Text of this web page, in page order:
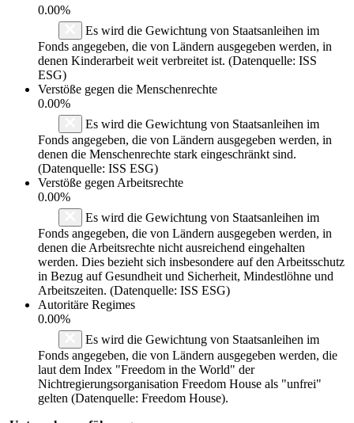
0.00%
Es wird die Gewichtung von Staatsanleihen im
Fonds angegeben, die von Ländern ausgegeben werden, in
denen Kinderarbeit weit verbreitet ist. (Datenquelle: ISS
ESG)
Verstöße gegen die Menschenrechte
0.00%
Es wird die Gewichtung von Staatsanleihen im
Fonds angegeben, die von Ländern ausgegeben werden, in
denen die Menschenrechte stark eingeschränkt sind.
(Datenquelle: ISS ESG)
Verstöße gegen Arbeitsrechte
0.00%
Es wird die Gewichtung von Staatsanleihen im
Fonds angegeben, die von Ländern ausgegeben werden, in
denen die Arbeitsrechte nicht ausreichend eingehalten
werden. Dies bezieht sich insbesondere auf den Arbeitsschutz
in Bezug auf Gesundheit und Sicherheit, Mindestlöhne und
Arbeitszeiten. (Datenquelle: ISS ESG)
Autoritäre Regimes
0.00%
Es wird die Gewichtung von Staatsanleihen im
Fonds angegeben, die von Ländern ausgegeben werden, die
laut dem Index "Freedom in the World" der
Nichtregierungsorganisation Freedom House als "unfrei"
gelten (Datenquelle: Freedom House).